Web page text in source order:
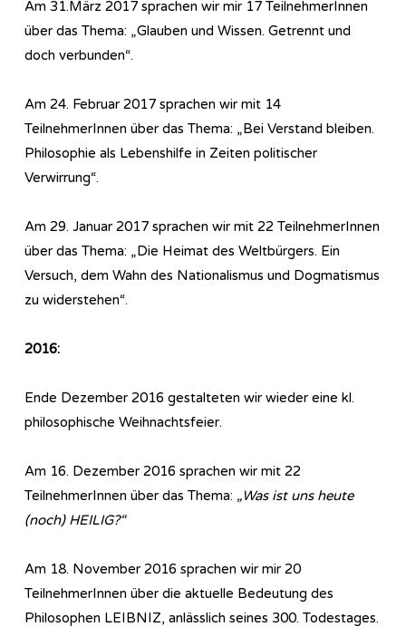
Am 31.März 2017 sprachen wir mir 17 TeilnehmerInnen
über das Thema: „Glauben und Wissen. Getrennt und
doch verbunden“.
Am 24. Februar 2017 sprachen wir mit 14
TeilnehmerInnen über das Thema: „Bei Verstand bleiben.
Philosophie als Lebenshilfe in Zeiten politischer
Verwirrung“.
Am 29. Januar 2017 sprachen wir mit 22 TeilnehmerInnen
über das Thema: „Die Heimat des Weltbürgers. Ein
Versuch, dem Wahn des Nationalismus und Dogmatismus
zu widerstehen“.
2016:
Ende Dezember 2016 gestalteten wir wieder eine kl.
philosophische Weihnachtsfeier.
Am 16. Dezember 2016 sprachen wir mit 22
TeilnehmerInnen über das Thema: „Was ist uns heute
(noch) HEILIG?“
Am 18. November 2016 sprachen wir mir 20
TeilnehmerInnen über die aktuelle Bedeutung des
Philosophen LEIBNIZ, anlässlich seines 300. Todestages.